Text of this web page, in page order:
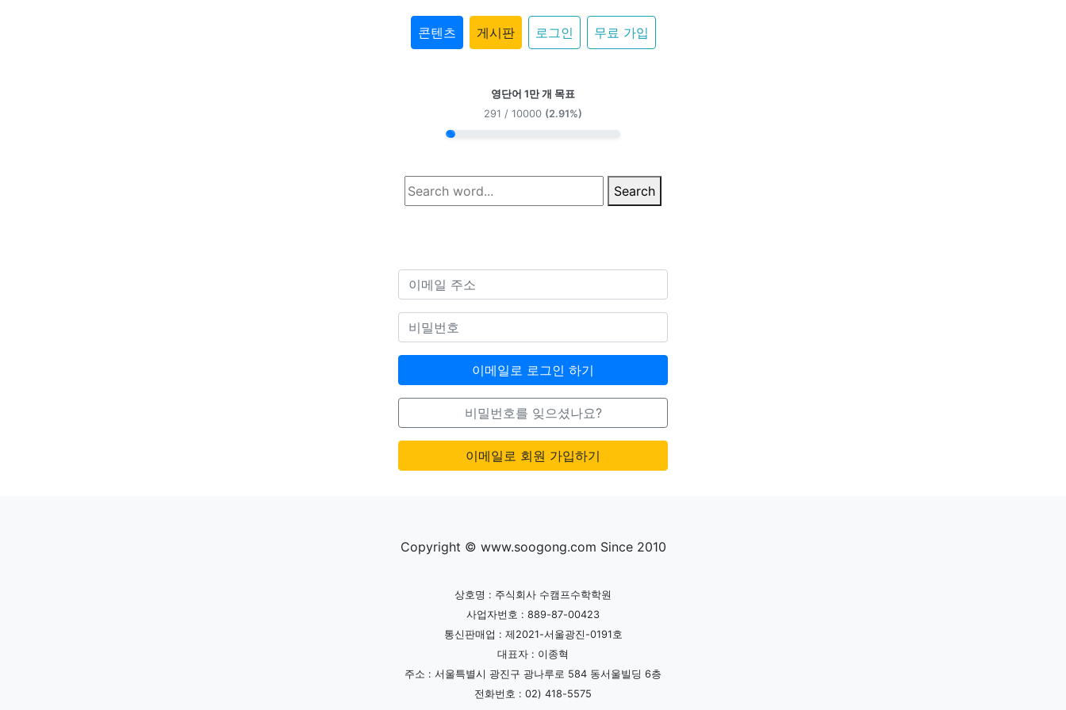
콘텐츠 게시판 로그인 무료 가입
영단어 1만 개 목표
291 / 10000 (2.91%)
Search
이메일로 로그인 하기
비밀번호를 잊으셨나요?
이메일로 회원 가입하기
Copyright © www.soogong.com Since 2010
상호명 : 주식회사 수캠프수학학원
사업자번호 : 889-87-00423
통신판매업 : 제2021-서울광진-0191호
대표자 : 이종혁
주소 : 서울특별시 광진구 광나루로 584 동서울빌딩 6층
전화번호 : 02) 418-5575